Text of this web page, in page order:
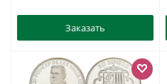
Заказать